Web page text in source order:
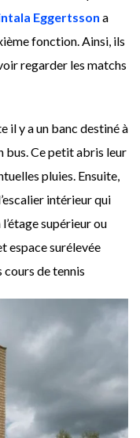
Eggertsson a
fonction. Ainsi, ils
regarder les matchs
il y a un banc destiné à
bus. Ce petit abris leur
pluies. Ensuite,
intérieur qui
supérieur ou
espace surélevée
cours de tennis